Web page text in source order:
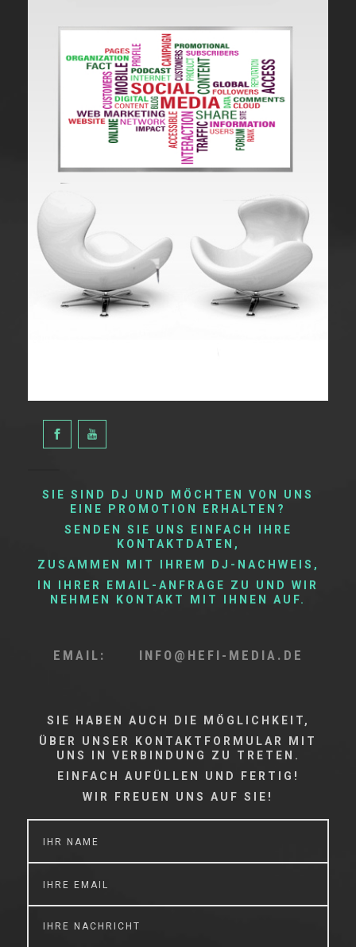
SIE SIND DJ UND MÖCHTEN VON UNS
EINE PROMOTION ERHALTEN?
SENDEN SIE UNS EINFACH IHRE
KONTAKTDATEN,
ZUSAMMEN MIT IHREM DJ-NACHWEIS,
IN IHRER EMAIL-ANFRAGE ZU UND WIR
NEHMEN KONTAKT MIT IHNEN AUF.
EMAIL: INFO@HEFI-MEDIA.DE
SIE HABEN AUCH DIE MÖGLICHKEIT,
ÜBER UNSER KONTAKTFORMULAR MIT
UNS IN VERBINDUNG ZU TRETEN.
EINFACH AUFÜLLEN UND FERTIG!
WIR FREUEN UNS AUF SIE!